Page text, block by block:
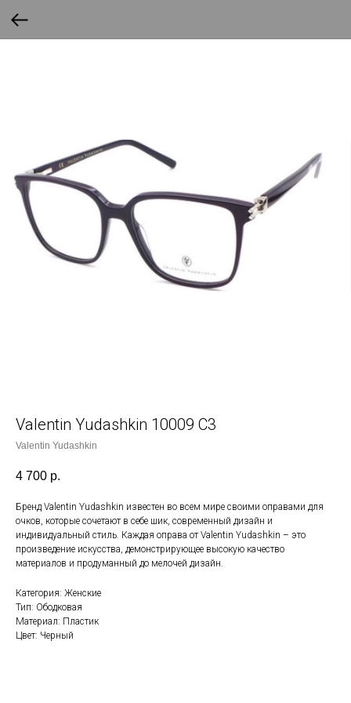
Valentin Yudashkin 10009 С3
Valentin Yudashkin
4 700 р.
Бренд Valentin Yudashkin известен во всем мире своими оправами для
очков, которые сочетают в себе шик, современный дизайн и
индивидуальный стиль. Каждая оправа от Valentin Yudashkin – это
произведение искусства, демонстрирующее высокую качество
материалов и продуманный до мелочей дизайн.
Категория: Женские
Тип: Ободковая
Материал: Пластик
Цвет: Черный